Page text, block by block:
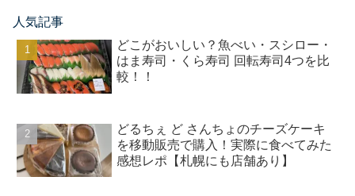
人気記事
どこがおいしい？魚べい・スシロー・
はま寿司・くら寿司 回転寿司4つを比
較！！
どるちぇ ど さんちょのチーズケーキ
を移動販売で購入！実際に食べてみた
感想レポ【札幌にも店舗あり】